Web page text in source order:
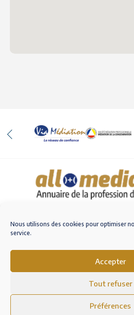
Nous utilisons des cookies pour optimiser
service.
Accepter
Tout refuser
Préférences
M'inscrire sur
Mentions légales
Conditions Générales